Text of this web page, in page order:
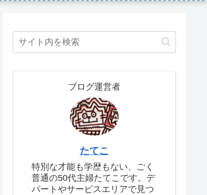
ブログ運営者
たてこ
特別な才能も学歴もない、ごく
普通の50代主婦たてこです。デ
パートやサービスエリアで見つ